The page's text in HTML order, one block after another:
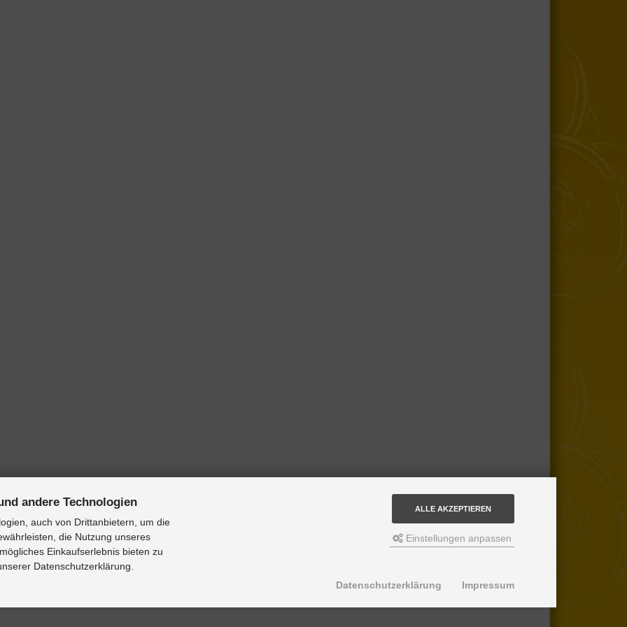
andere Technologien
auch von Drittanbietern, um die
die Nutzung unseres
Einkaufserlebnis bieten zu
Datenschutzerklärung.
ALLE AKZEPTIEREN
Einstellungen anpassen
Datenschutzerklärung Impressum